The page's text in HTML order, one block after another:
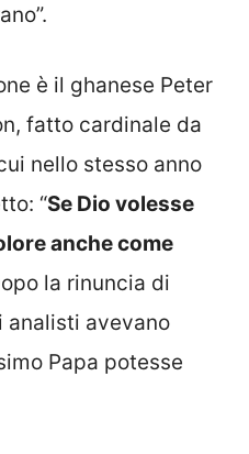
è il ghanese Peter
fatto cardinale da
nello stesso anno
“Se Dio volesse
anche come
la rinuncia di
analisti avevano
Papa potesse